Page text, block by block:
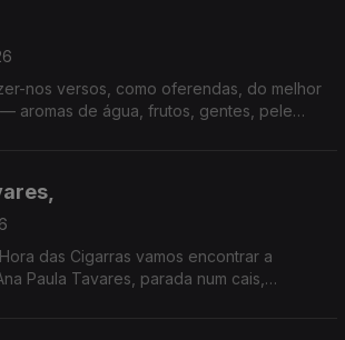
nos versos, como oferendas, do melhor
aromas de água, frutos, gentes, pele
das Cigarras vamos encontrar a
Paula Tavares, parada num cais,